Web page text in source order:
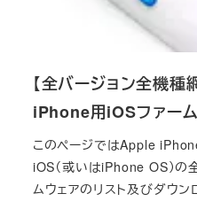
【全バージョン全機
iPhone用iOSファー
このページではApple
iOS（或いはiPhone OS）の
ムウェアのリスト及びダウン